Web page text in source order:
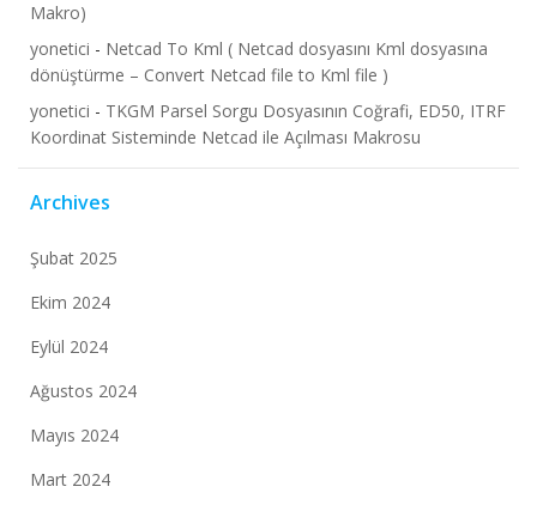
Makro)
yonetici - Netcad To Kml ( Netcad dosyasını Kml dosyasına
dönüştürme – Convert Netcad file to Kml file )
yonetici - TKGM Parsel Sorgu Dosyasının Coğrafi, ED50, ITRF
Koordinat Sisteminde Netcad ile Açılması Makrosu
Archives
Şubat 2025
Ekim 2024
Eylül 2024
Ağustos 2024
Mayıs 2024
Mart 2024